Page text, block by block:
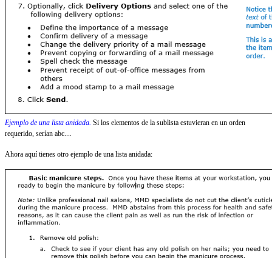
Ejemplo de una lista anidada. Si los elementos de la sublista estuvieran en un orden
requerido, serían abc....
Ahora aquí tienes otro ejemplo de una lista anidada: